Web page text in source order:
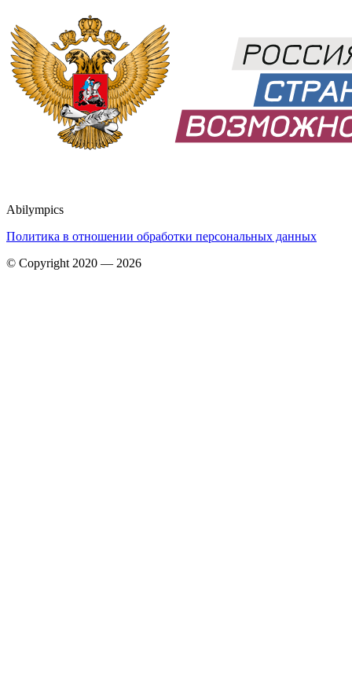
Abilympics
Политика в отношении обработки персональных данных
© Copyright 2020 — 2026